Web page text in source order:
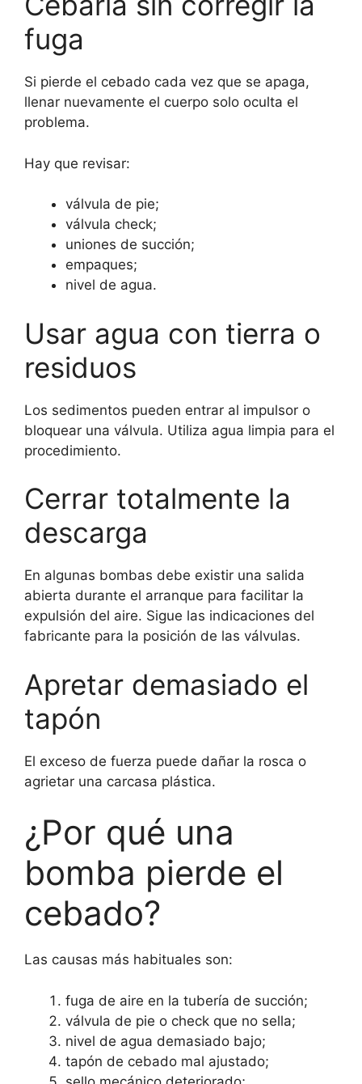
fuga
Si pierde el cebado cada vez que se apaga,
llenar nuevamente el cuerpo solo oculta el
problema.
Hay que revisar:
válvula de pie;
válvula check;
uniones de succión;
empaques;
nivel de agua.
Usar agua con tierra o
residuos
Los sedimentos pueden entrar al impulsor o
bloquear una válvula. Utiliza agua limpia para el
procedimiento.
Cerrar totalmente la
descarga
En algunas bombas debe existir una salida
abierta durante el arranque para facilitar la
expulsión del aire. Sigue las indicaciones del
fabricante para la posición de las válvulas.
Apretar demasiado el
tapón
El exceso de fuerza puede dañar la rosca o
agrietar una carcasa plástica.
¿Por qué una
bomba pierde el
cebado?
Las causas más habituales son:
fuga de aire en la tubería de succión;
válvula de pie o check que no sella;
nivel de agua demasiado bajo;
tapón de cebado mal ajustado;